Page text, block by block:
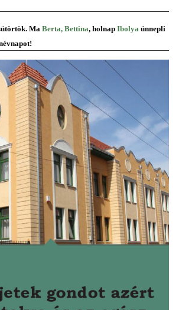
MaBerta, Bettina, holnap Ibolya ünnepli